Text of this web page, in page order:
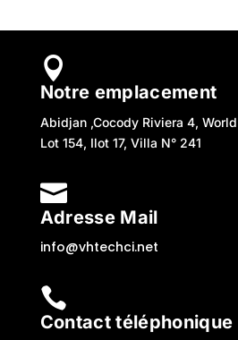

Notre emplacement
Abidjan ,Cocody Riviera 4,
Lot 154, Ilot 17, Villa N° 241

Adresse Mail
info@vhtechci.net

Contact téléphonique